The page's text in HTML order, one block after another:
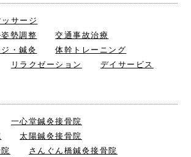
サージ
勢調整
交通事故治療
・鍼灸
体幹トレーニング
リラクゼーション デイサービス
一心堂鍼灸接骨院
太陽鍼灸接骨院
さんぐん橋鍼灸接骨院